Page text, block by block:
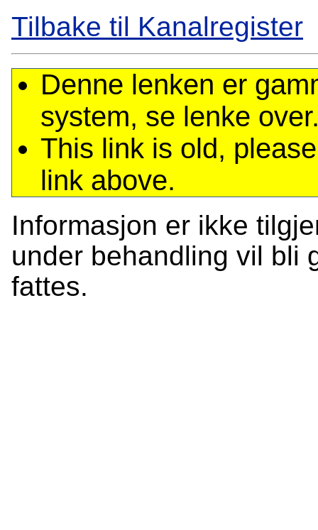
Tilbake til Kanalregister
Denne lenken er
system, se lenke
This link is old,
link above.
Informasjon er ikke
under behandling vil bli
fattes.